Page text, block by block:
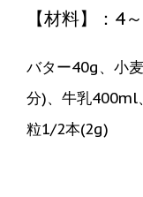
【材料】：4
バター40g、小
分)、牛乳400ml
粒1/2本(2g)